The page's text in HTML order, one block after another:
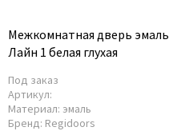
Межкомнатная дверь эмаль
Лайн 1 белая глухая
Под заказ
Артикул:
Материал: эмаль
Бренд: Regidoors